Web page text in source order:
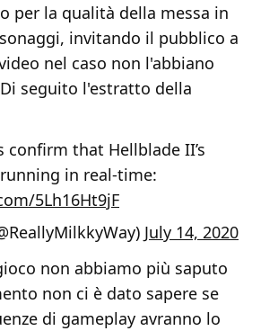
per la qualità della messa in
invitando il pubblico a
nel caso non l'abbiano
seguito l'estratto della
confirm that Hellblade II’s
in real-time:
5Lh16Ht9jF
July 14, 2020
non abbiamo più saputo
non ci è dato sapere se
di gameplay avranno lo